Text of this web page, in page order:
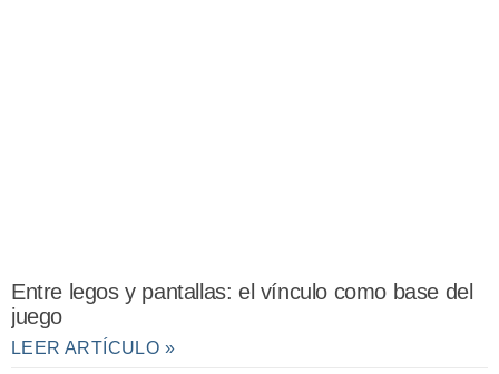
Entre legos y pantallas: el vínculo como base del
juego
LEER ARTÍCULO »